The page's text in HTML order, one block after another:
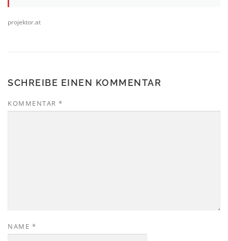
projektor.at
SCHREIBE EINEN KOMMENTAR
KOMMENTAR *
NAME *